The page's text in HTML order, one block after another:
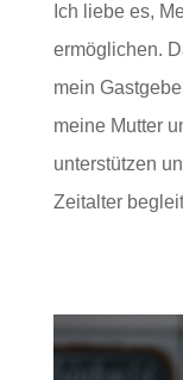
Ich liebe es,
ermöglichen.
mein
meine Mutter
unterstützen
Zeitalter